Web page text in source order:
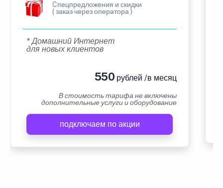
Cпецпредложения и скидки
( заказ через оператора )
* Домашний Интернет
для новых клиентов
550 рублей /в месяц
В стоимость тарифа не включены
дополнительные услуги и оборудование
подключаем по акции